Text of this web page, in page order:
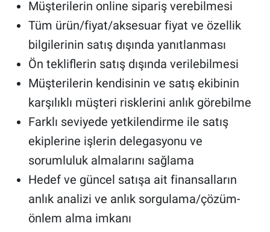
Müşterilerin online sipariş verebilmesi
Tüm ürün/fiyat/aksesuar fiyat ve özellik
bilgilerinin satış dışında yanıtlanması
Ön tekliflerin satış dışında verilebilmesi
Müşterilerin kendisinin ve satış ekibinin
karşılıklı müşteri risklerini anlık görebilme
Farklı seviyede yetkilendirme ile satış
ekiplerine işlerin delegasyonu ve
sorumluluk almalarını sağlama
Hedef ve güncel satışa ait finansalların
anlık analizi ve anlık sorgulama/çözüm-
önlem alma imkanı